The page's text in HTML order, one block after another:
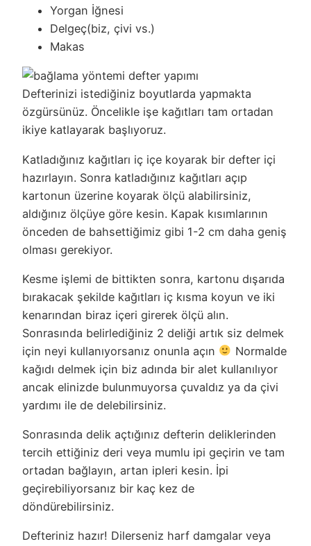
Yorgan İğnesi
Delgeç(biz, çivi vs.)
Makas
Defterinizi istediğiniz boyutlarda yapmakta
özgürsünüz. Öncelikle işe kağıtları tam ortadan
ikiye katlayarak başlıyoruz.
Katladığınız kağıtları iç içe koyarak bir defter içi
hazırlayın. Sonra katladığınız kağıtları açıp
kartonun üzerine koyarak ölçü alabilirsiniz,
aldığınız ölçüye göre kesin. Kapak kısımlarının
önceden de bahsettiğimiz gibi 1-2 cm daha geniş
olması gerekiyor.
Kesme işlemi de bittikten sonra, kartonu dışarıda
bırakacak şekilde kağıtları iç kısma koyun ve iki
kenarından biraz içeri girerek ölçü alın.
Sonrasında belirlediğiniz 2 deliği artık siz delmek
için neyi kullanıyorsanız onunla açın
Normalde
kağıdı delmek için biz adında bir alet kullanılıyor
ancak elinizde bulunmuyorsa çuvaldız ya da çivi
yardımı ile de delebilirsiniz.
Sonrasında delik açtığınız defterin deliklerinden
tercih ettiğiniz deri veya mumlu ipi geçirin ve tam
ortadan bağlayın, artan ipleri kesin. İpi
geçirebiliyorsanız bir kaç kez de
döndürebilirsiniz.
Defteriniz hazır! Dilerseniz harf damgalar veya